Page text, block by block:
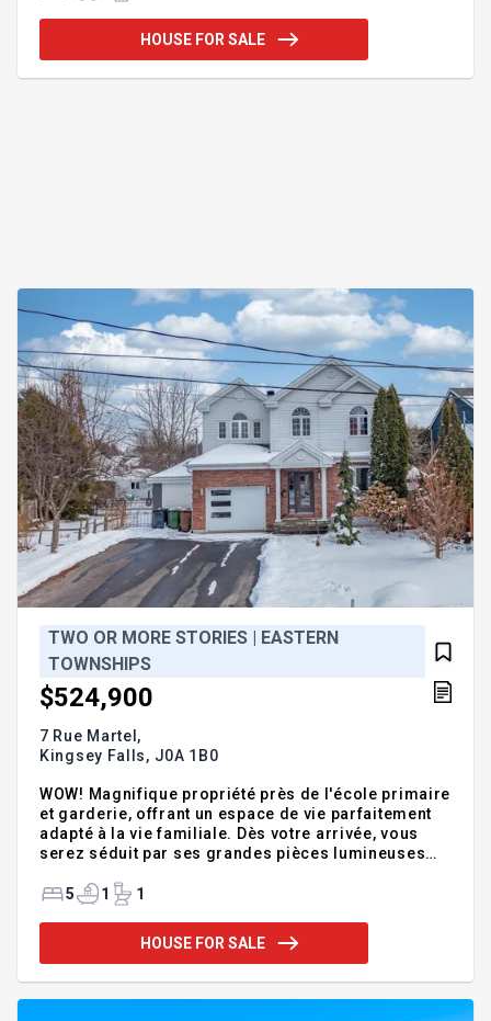
l'extérieur, profitez d'une cour arrière à couper le
souffle, idéale pour recevoir ou simplement
HOUSE FOR SALE
TWO OR MORE STORIES | EASTERN
TOWNSHIPS
$524,900
7 Rue Martel,
Kingsey Falls, J0A 1B0
WOW! Magnifique propriété près de l'école primaire
et garderie, offrant un espace de vie parfaitement
adapté à la vie familiale. Dès votre arrivée, vous
serez séduit par ses grandes pièces lumineuses
souci de détail remarquable, proposant de
aménagement pratiques qui facilitent le quotidien.
Elle comprend 5 chambres avec Walk-in, 1 SDB et 1
5 1 1
HOUSE FOR SALE